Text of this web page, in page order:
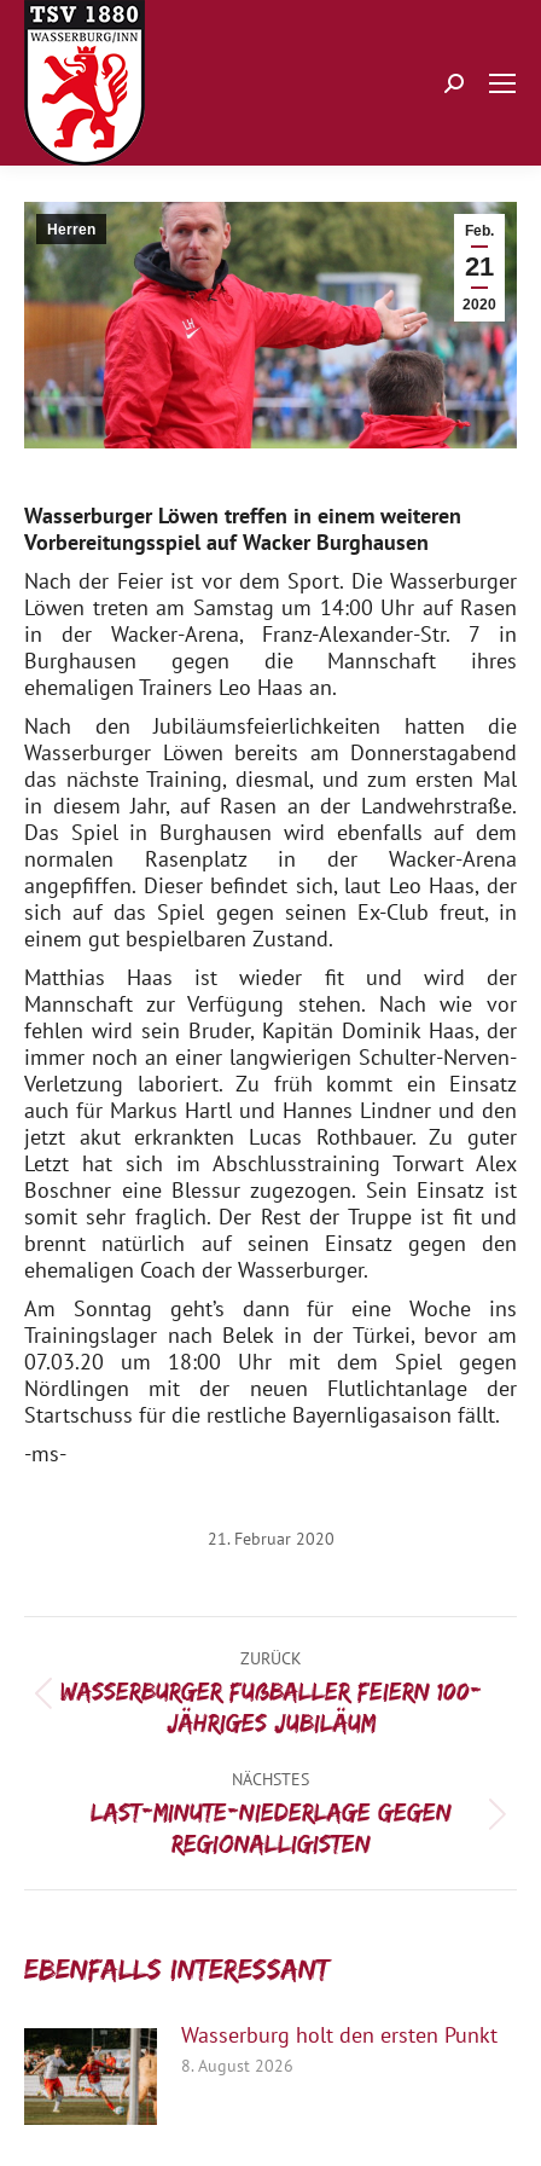
Search:
Feb.
21
2020
Herren
Wasserburger Löwen treffen in einem weiteren
Vorbereitungsspiel auf Wacker Burghausen
Nach der Feier ist vor dem Sport. Die Wasserburger
Löwen treten am Samstag um 14:00 Uhr auf Rasen
in der Wacker-Arena, Franz-Alexander-Str. 7 in
Burghausen gegen die Mannschaft ihres
ehemaligen Trainers Leo Haas an.
Nach den Jubiläumsfeierlichkeiten hatten die
Wasserburger Löwen bereits am Donnerstagabend
das nächste Training, diesmal, und zum ersten Mal
in diesem Jahr, auf Rasen an der Landwehrstraße.
Das Spiel in Burghausen wird ebenfalls auf dem
normalen Rasenplatz in der Wacker-Arena
angepfiffen. Dieser befindet sich, laut Leo Haas, der
sich auf das Spiel gegen seinen Ex-Club freut, in
einem gut bespielbaren Zustand.
Matthias Haas ist wieder fit und wird der
Mannschaft zur Verfügung stehen. Nach wie vor
fehlen wird sein Bruder, Kapitän Dominik Haas, der
immer noch an einer langwierigen Schulter-Nerven-
Verletzung laboriert. Zu früh kommt ein Einsatz
auch für Markus Hartl und Hannes Lindner und den
jetzt akut erkrankten Lucas Rothbauer. Zu guter
Letzt hat sich im Abschlusstraining Torwart Alex
Boschner eine Blessur zugezogen. Sein Einsatz ist
somit sehr fraglich. Der Rest der Truppe ist fit und
brennt natürlich auf seinen Einsatz gegen den
ehemaligen Coach der Wasserburger.
Am Sonntag geht’s dann für eine Woche ins
Trainingslager nach Belek in der Türkei, bevor am
07.03.20 um 18:00 Uhr mit dem Spiel gegen
Nördlingen mit der neuen Flutlichtanlage der
Startschuss für die restliche Bayernligasaison fällt.
-ms-
21. Februar 2020
ZURÜCK
Vorheriger
Beitrag:
Wasserburger Fußballer feiern 100-
jähriges Jubiläum
NÄCHSTES
Nächster
Beitrag:
Last-Minute-Niederlage gegen
Regionalligisten
Ebenfalls interessant:
Wasserburg holt den ersten Punkt
8. August 2026